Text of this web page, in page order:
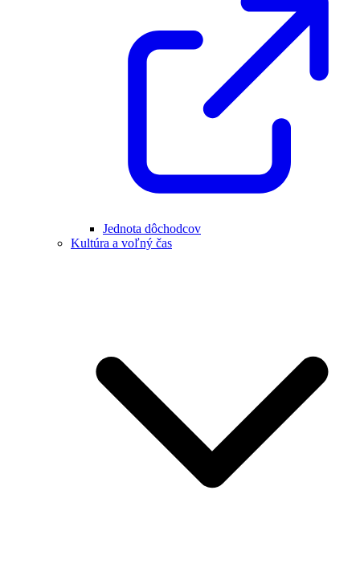
Jednota dôchodcov
Kultúra a voľný čas